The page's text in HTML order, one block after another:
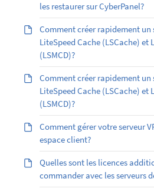
les restaurer sur CyberPanel?
Comment créer rapidement un
LiteSpeed Cache (LSCache) et
(LSMCD)?
Comment créer rapidement un
LiteSpeed Cache (LSCache) et
(LSMCD)?
Comment gérer votre serveur
espace client?
Quelles sont les licences
commander avec les serveurs